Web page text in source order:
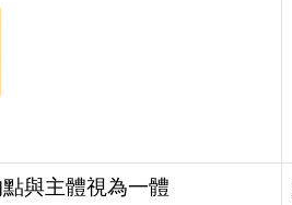
與主體視為一體